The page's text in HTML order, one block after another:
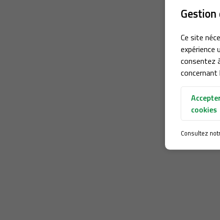
Gestion
Ce site
expérience
consentez
cookies
Consultez